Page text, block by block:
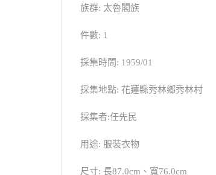
族群: 太魯閣族
件數: 1
採集時間: 1959/01
採集地點: 花蓮縣秀林鄉秀林村
採集者:任先民
用途: 服裝衣物
尺寸: 長87.0cm、寬76.0cm